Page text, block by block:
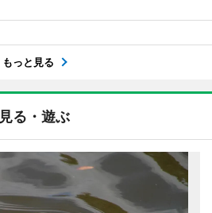
もっと見る
見る・遊ぶ